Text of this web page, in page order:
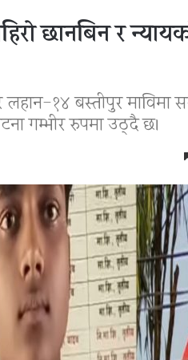
छानबिन र
१४ बस्तीपुर माविमा
गम्भीर रुपमा उठ्दै छ।